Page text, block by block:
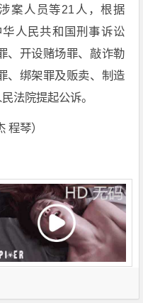
案人员等21人，根据
华人民共和国刑事诉讼
、开设赌场罪、敲诈勒
、绑架罪及贩卖、制造
法院提起公诉。
琴）